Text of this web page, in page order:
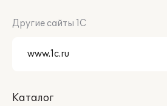
Другие сайты 1С
Каталог